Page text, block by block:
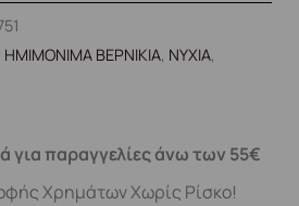
ΗΜΙΜΟΝΙΜΑ ΒΕΡΝΙΚΙΑ, ΝΥΧΙΑ,
για παραγγελίες άνω των 55€
Χρημάτων Χωρίς Ρίσκο!